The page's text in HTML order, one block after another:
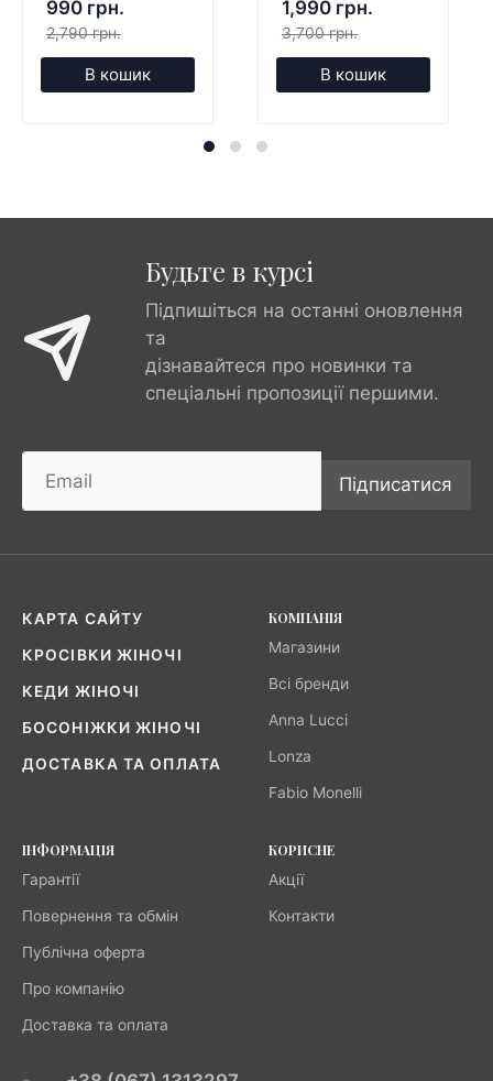
990 грн.
2,790 грн.
В кошик
1,990 грн.
3,700 грн.
В кошик
Будьте в курсі
Підпишіться на останні оновлення
та
дізнавайтеся про новинки та
спеціальні пропозиції першими.
Підписатися
КАРТА САЙТУ
КРОСІВКИ ЖІНОЧІ
КЕДИ ЖІНОЧІ
БОСОНІЖКИ ЖІНОЧІ
ДОСТАВКА ТА ОПЛАТА
КОМПАНІЯ
Магазини
Всі бренди
Anna Lucci
Lonza
Fabio Monelli
ІНФОРМАЦІЯ
Гарантії
Повернення та обмін
Публічна оферта
Про компанію
Доставка та оплата
КОРИСНЕ
Акції
Контакти